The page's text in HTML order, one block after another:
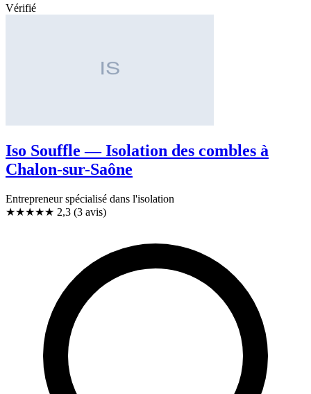
Vérifié
Iso Souffle — Isolation des combles à
Chalon-sur-Saône
Entrepreneur spécialisé dans l'isolation
★★★★★ 2,3 (3 avis)